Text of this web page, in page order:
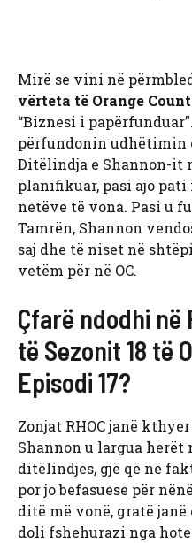
Mirë se vini në
vërteta të Orange
“Biznesi i
përfundonin udhëtimin
Ditëlindja e Shannon-it
planifikuar, pasi ajo pati
netëve të vona. Pasi u
Tamrën, Shannon
saj dhe të niset në
vetëm për në OC.
Çfarë ndodhi në
të Sezonit 18 të
Episodi 17?
Zonjat RHOC janë
Shannon u largua
ditëlindjes, gjë që në
por jo befasuese për
ditë më vonë, gratë
doli fshehurazi nga